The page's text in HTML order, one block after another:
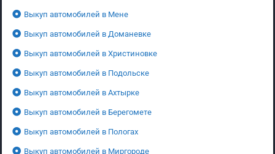
Выкуп автомобилей в Мене
Выкуп автомобилей в Доманевке
Выкуп автомобилей в Христиновке
Выкуп автомобилей в Подольске
Выкуп автомобилей в Ахтырке
Выкуп автомобилей в Берегомете
Выкуп автомобилей в Пологах
Выкуп автомобилей в Миргороде